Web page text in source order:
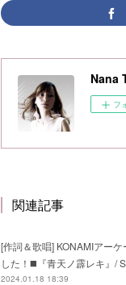
Nana
フ
関連記事
[作詞＆歌唱] KONAMIアー
した！◼️『青天ノ霹レキ』/
2024.01.18 18:39